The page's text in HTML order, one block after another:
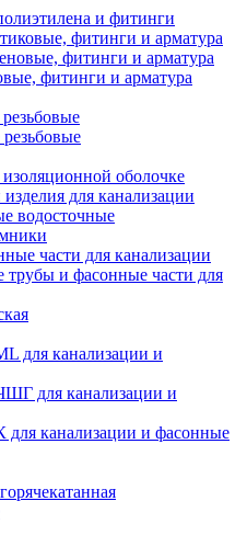
и фитинги
фитинги и арматура
фитинги и арматура
фитинги и арматура
оболочке
для канализации
водосточные
части для канализации
и фасонные части для
для канализации и
для канализации и
канализации и фасонные